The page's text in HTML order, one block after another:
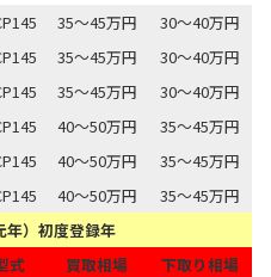
35～45万円
30～40万円
35～45万円
30～40万円
35～45万円
30～40万円
40～50万円
35～45万円
40～50万円
35～45万円
40～50万円
35～45万円
）初度登録年
式 買取相場
下取り相場